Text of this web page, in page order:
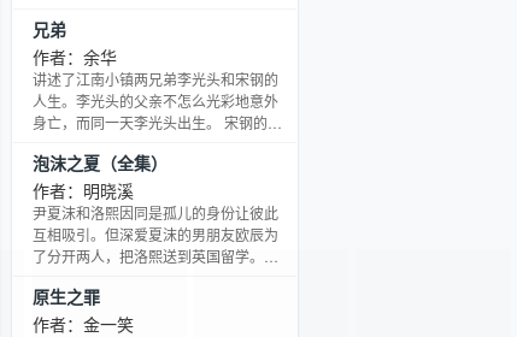
杀出个孟白，此计划卒； 与李贤指腹为
婚的唐若水乃二号绿
人不善，生活，表里不一，是个道德并
不高尚的人。”对于这样一个人物，作者
在大量考据、掌握史实的基础上，塑造
了一个真实、全面、不失偏颇的张居
正。 同时，作者还原了明代中后期宫廷
武昌、荆州等城市的生活场景和民风民
俗，是一部窥视封建社
兄弟
作者：余华
讲述了江南小镇两兄弟李光头和宋钢的
人生。李光头的父亲不怎么光彩地意外
身亡，而同一天李光头出生。 宋钢的父
帮助了李光头的母亲李兰，被后者视为
恩人。 几年后宋钢的母亲也亡故，李兰
和宋凡平在互相帮助中相爱并结婚。虽
然这场婚姻遭到了镇上人们的鄙夷和嘲
弄，但两人依然相爱甚笃，而李光头和
缘，他们在相互照顾中成长…… 本书荣
获法国国际信使外国小
泡沫之夏（全集）
作者：明晓溪
尹夏沫和洛熙因同是孤儿的身份让彼此
互相吸引。但深爱夏沫的男朋友欧辰为
了分开两人，把洛熙送到英国留学。夏
车祸死去，夏沫悲痛欲绝，将一切怪罪
于欧辰，从而导致他出车祸丧失了记
原生之罪
作者：金一笑